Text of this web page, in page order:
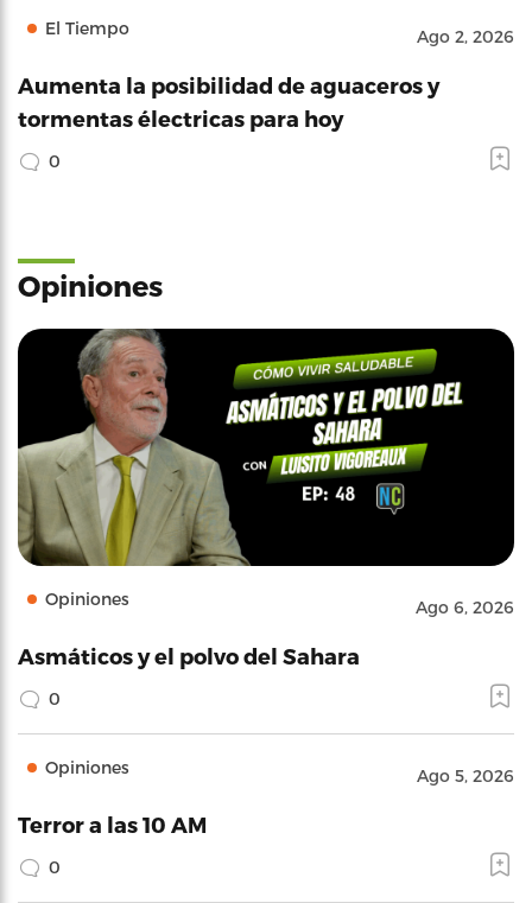
El Tiempo Ago 2, 2026
Aumenta la posibilidad de aguaceros y
tormentas électricas para hoy
0
Opiniones
Opiniones Ago 6, 2026
Asmáticos y el polvo del Sahara
0
Opiniones Ago 5, 2026
Terror a las 10 AM
0